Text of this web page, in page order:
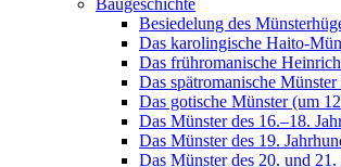
Baugeschichte
Besiedelung des
Das karolingische Haito-
Das frühromanische
Das spätromanische
Das gotische Münster (um
Das Münster des 16.–18.
Das Münster des 19.
Das Münster des 20. und 21.